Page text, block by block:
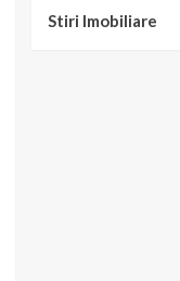
Stiri Imobiliare